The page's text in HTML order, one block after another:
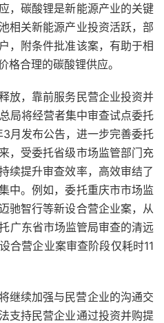
，碳酸锂是新能源产业的关键
相关新能源产业投资活跃，部
，附条件批准该案，有助于相
格合理的碳酸锂供应。
放，靠前服务民营企业投资并
局将经营者集中审查试点委托
月发布公告，进一步完善委托
，受委托省级市场监管部门充
续提升审查效率，高效审结了
中。例如，委托重庆市市场监
驰智行等新设合营企业案，从
广东省市场监管局审查的清远
合营企业案审查阶段仅耗时11
继续加强与民营企业的沟通交
支持民营企业通过投资并购提